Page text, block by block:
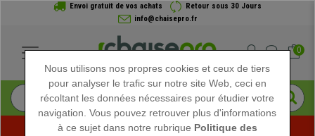
Envoi gratuit de vos achats
Retour sous 30 Jours
info@chaisepro.fr
0
Nous utilisons nos propres cookies et ceux de tiers
pour analyser le trafic sur notre site Web, ceci en
récoltant les données nécessaires pour étudier votre
navigation. Vous pouvez retrouver plus d'informations
à ce sujet dans notre rubrique Politique des